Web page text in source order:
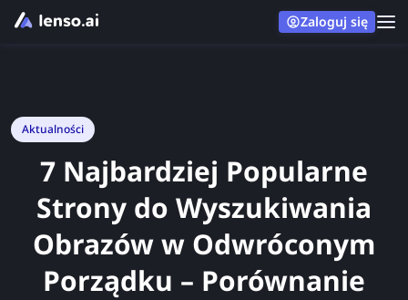
Zaloguj się
Aktualności
7 Najbardziej Popularne
Strony do Wyszukiwania
Obrazów w Odwróconym
Porządku – Porównanie